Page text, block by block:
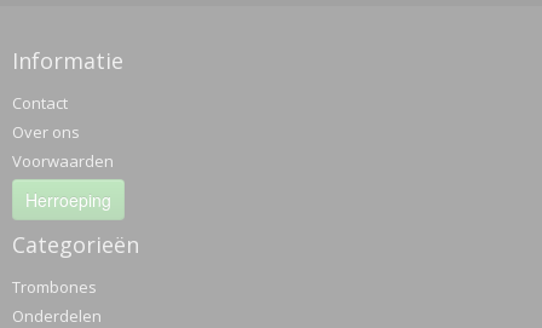
Informatie
Contact
Over ons
Voorwaarden
Herroeping
Categorieën
Trombones
Onderdelen